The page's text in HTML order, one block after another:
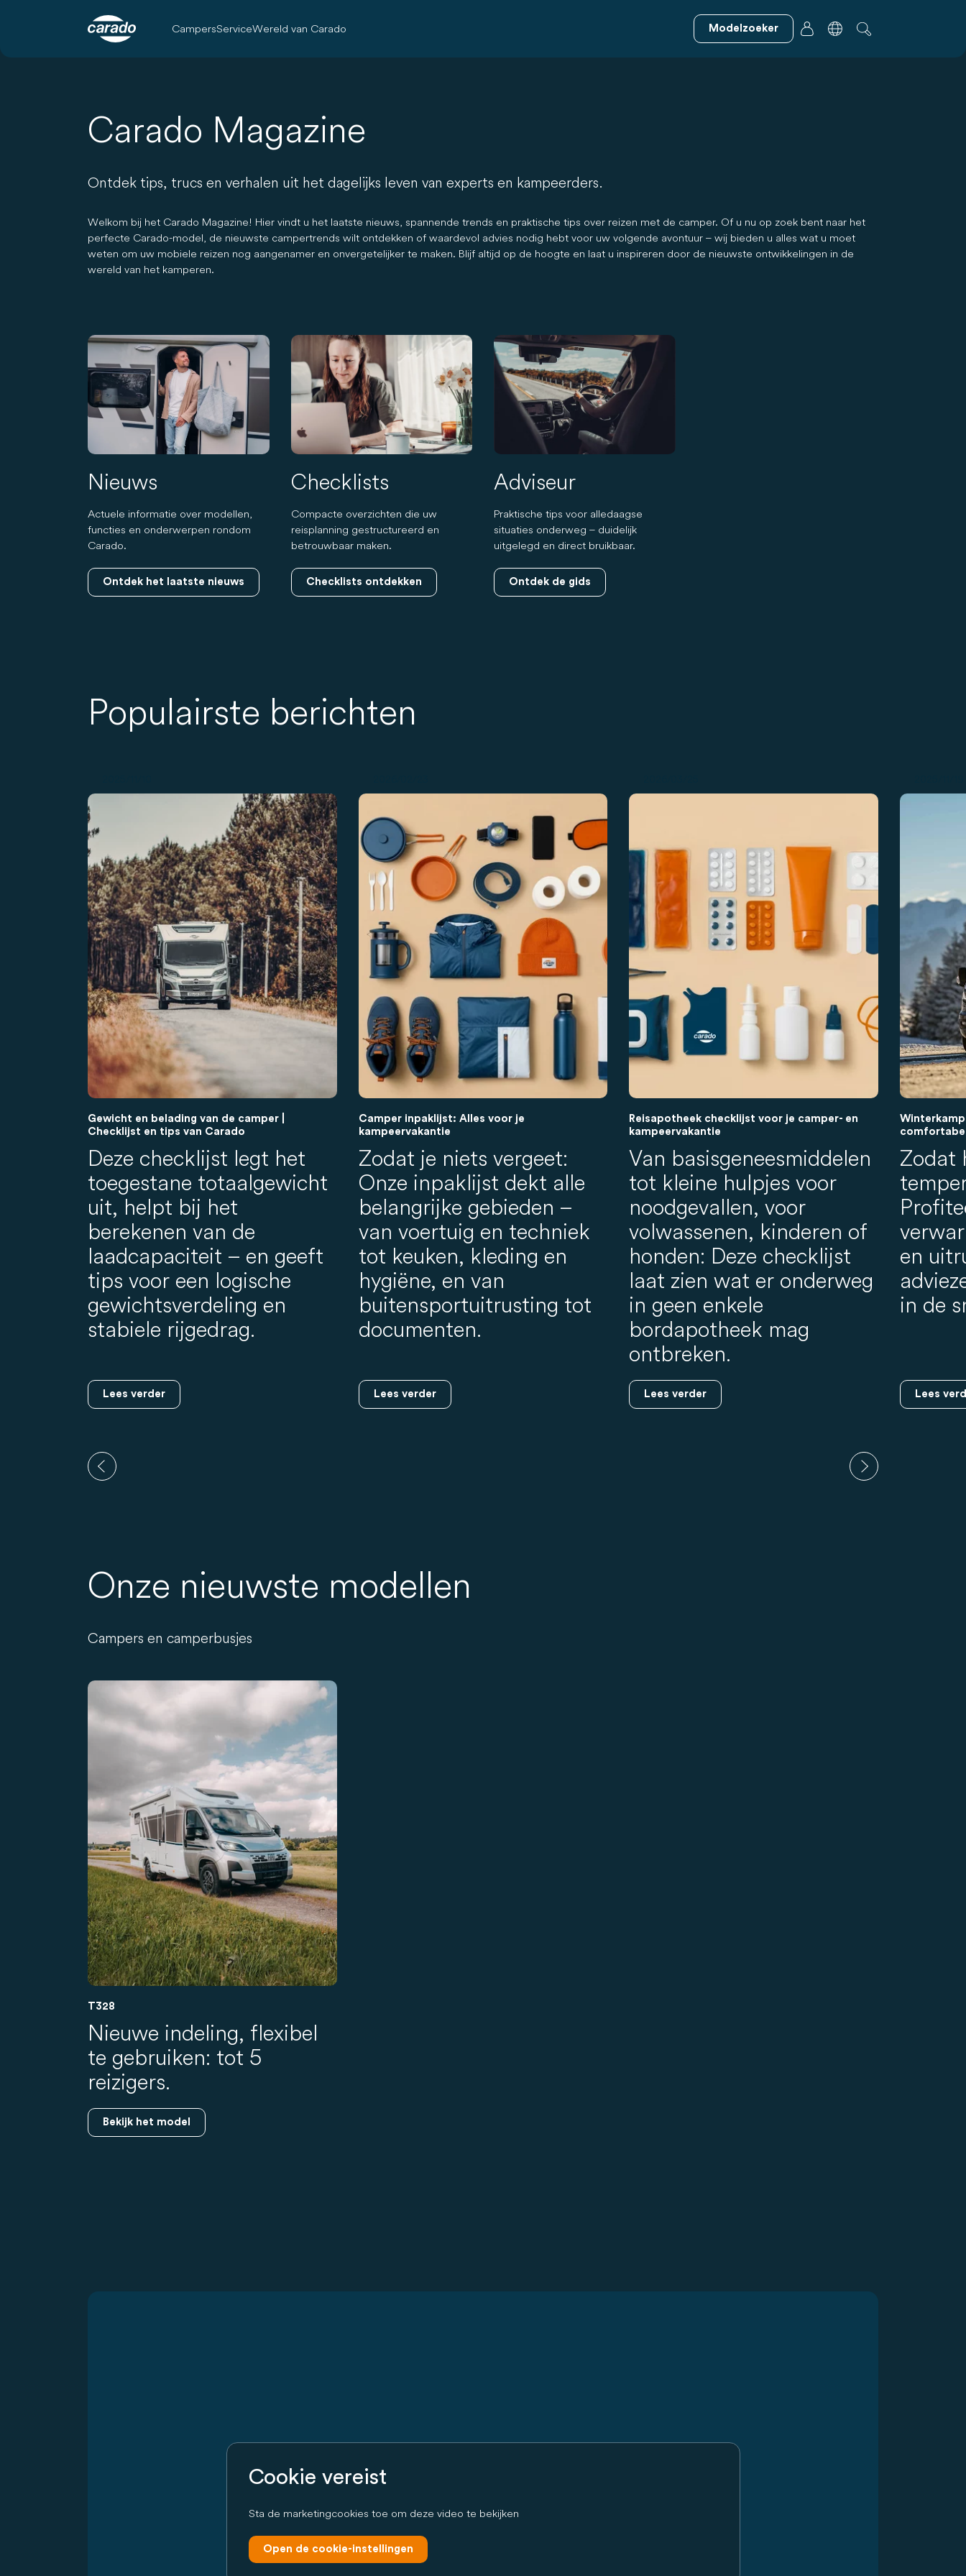
CampersServiceWereld van Carado Modelzoeker
Carado Magazine
Ontdek tips, trucs en verhalen uit het dagelijks leven van experts en kampeerders.
Welkom bij het Carado Magazine! Hier vindt u het laatste nieuws, spannende trends en praktische tips over reizen met de camper. Of u nu op zoek bent naar het
perfecte Carado-model, de nieuwste campertrends wilt ontdekken of waardevol advies nodig hebt voor uw volgende avontuur – wij bieden u alles wat u moet
weten om uw mobiele reizen nog aangenamer en onvergetelijker te maken. Blijf altijd op de hoogte en laat u inspireren door de nieuwste ontwikkelingen in de
wereld van het kamperen.
Nieuws
Actuele informatie over modellen,
functies en onderwerpen rondom
Carado.
Ontdek het laatste nieuws
Checklists
Compacte overzichten die uw
reisplanning gestructureerd en
betrouwbaar maken.
Checklists ontdekken
Adviseur
Praktische tips voor alledaagse
situaties onderweg – duidelijk
uitgelegd en direct bruikbaar.
Ontdek de gids
Populairste berichten
Gewicht en belading van de camper |
Checklijst en tips van Carado
Deze checklijst legt het
toegestane totaalgewicht
uit, helpt bij het
berekenen van de
laadcapaciteit – en geeft
tips voor een logische
gewichtsverdeling en
stabiele rijgedrag.
Lees verder
Camper inpaklijst: Alles voor je
kampeervakantie
Zodat je niets vergeet:
Onze inpaklijst dekt alle
belangrijke gebieden –
van voertuig en techniek
tot keuken, kleding en
hygiëne, en van
buitensportuitrusting tot
documenten.
Lees verder
Reisapotheek checklijst voor je camper- en
kampeervakantie
Van basisgeneesmiddelen
tot kleine hulpjes voor
noodgevallen, voor
volwassenen, kinderen of
honden: Deze checklijst
laat zien wat er onderweg
in geen enkele
bordapotheek mag
ontbreken.
Lees verder
Zodat
en
in de
Lees
Onze nieuwste modellen
Campers en camperbusjes
T328
Nieuwe indeling, flexibel
te gebruiken: tot 5
reizigers.
Bekijk het model
Cookie vereist
Sta de marketingcookies toe om deze video te bekijken
Open de cookie-instellingen